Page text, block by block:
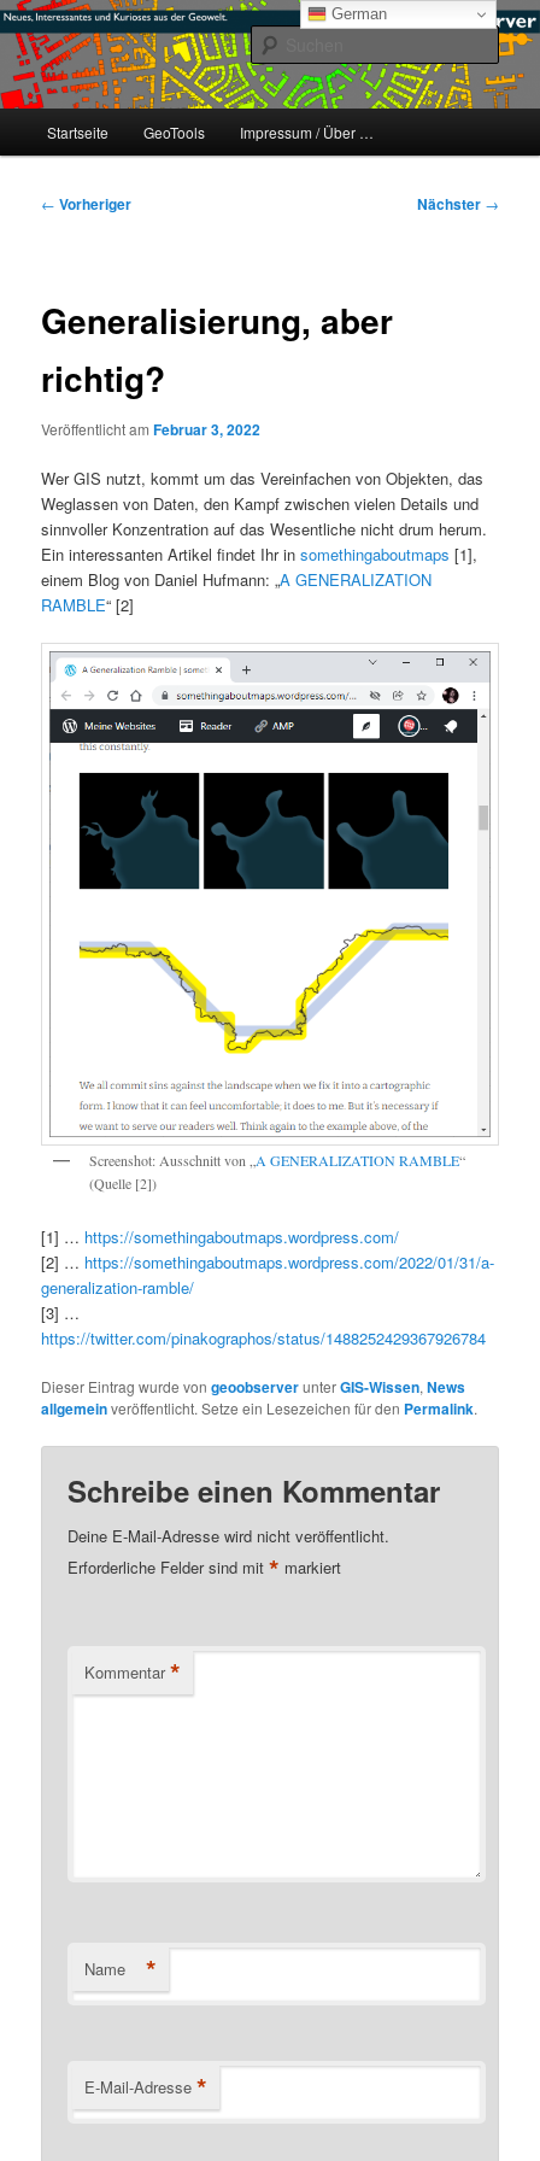
Zum
primären
Inhalt
springen#geoObserver
mikeE's GeoBlog
Startseite GeoTools Impressum / Über …
Beitragsnavigation
← Vorheriger Nächster →
Generalisierung, aber
richtig?
Veröffentlicht amFebruar 3, 2022
Wer GIS nutzt, kommt um das Vereinfachen von Objekten, das
Weglassen von Daten, den Kampf zwischen vielen Details und
sinnvoller Konzentration auf das Wesentliche nicht drum herum.
Ein interessanten Artikel findet Ihr insomethingaboutmaps [1],
einem Blog von Daniel Hufmann: „A GENERALIZATION
RAMBLE“ [2]
Screenshot: Ausschnitt von „ A GENERALIZATION RAMBLE“
(Quelle [2])
[1] … https://somethingaboutmaps.wordpress.com/
[2] … https://somethingaboutmaps.wordpress.com/2022/01/31/a-
generalization-ramble/
[3] …
https://twitter.com/pinakographos/status/1488252429367926784
Dieser Eintrag wurde vongeoobserverunterGIS-Wissen,News
allgemeinveröffentlicht. Setze ein Lesezeichen für den Permalink.
Schreibe einen Kommentar
Deine E-Mail-Adresse wird nicht veröffentlicht.
Erforderliche Felder sind mit* markiert
Kommentar *
Name *
E-Mail-Adresse *
German